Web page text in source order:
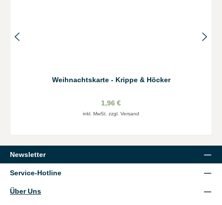
Weihnachtskarte - Krippe & Höcker
1,96 €
inkl. MwSt. zzgl. Versand
Newsletter
Service-Hotline
Über Uns